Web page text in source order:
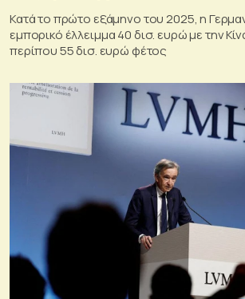
Κατά το πρώτο εξάμηνο του 2025, η
εμπορικό έλλειμμα 40 δισ. ευρώ με την
περίπου 55 δισ. ευρώ φέτος